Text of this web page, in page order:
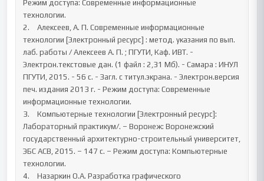
Режим доступа: Современные информационные
технологии.
2.	Алексеев, А. П. Современные информационные
технологии [Электронный ресурс] : метод. указания по вып.
лаб. работы / Алексеев А. П. ; ПГУТИ, Каф. ИВТ. -
Электрон.текстовые дан. (1 файл : 2,31 Мб). - Самара : ИНУЛ
ПГУТИ, 2015. - 56 с. - Загл. с титул.экрана. - Электрон.версия
печ. издания 2013 г. - Режим доступа: Современные
информационные технологии.
3.	Компьютерные технологии [Электронный ресурс]:
Лабораторный практикум/. – Воронеж: Воронежский
государственный архитектурно-строительный университет,
ЭБС АСВ, 2015. – 147 c. – Режим доступа: Компьютерные
технологии.
4.	Назаркин О.А. Разработка графического